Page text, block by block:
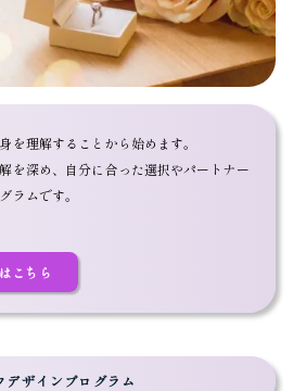
を理解することから始めます。
を深め、自分に合った選択やパートナー
ラムです。
こちら
デザインプログラム